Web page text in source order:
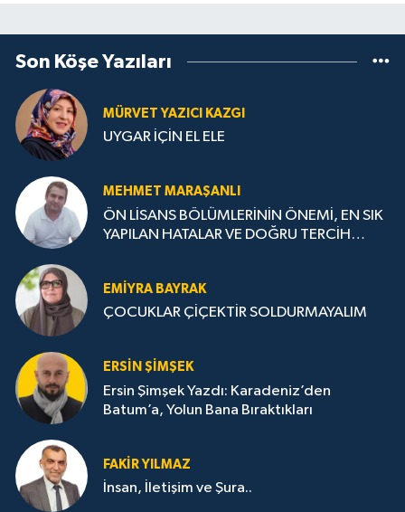
Son Köşe Yazıları
MÜRVET YAZICI KAZGI
UYGAR İÇİN EL ELE
MEHMET MARAŞANLI
ÖN LİSANS BÖLÜMLERİNİN ÖNEMİ, EN SIK
YAPILAN HATALAR VE DOĞRU TERCİH
EMIYRA BAYRAK
ÇOCUKLAR ÇİÇEKTİR SOLDURMAYALIM
ERSIN ŞIMŞEK
Ersin Şimşek Yazdı: Karadeniz’den
Batum’a, Yolun Bana Bıraktıkları
FAKIR YILMAZ
İnsan, İletişim ve Şura..